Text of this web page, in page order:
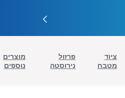
ציוד
מטבח
פרזול
נירוסטה
מוצרים
נוספים